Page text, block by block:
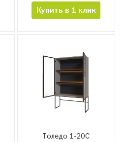
Купить в 1 клик
Толедо 1-20С